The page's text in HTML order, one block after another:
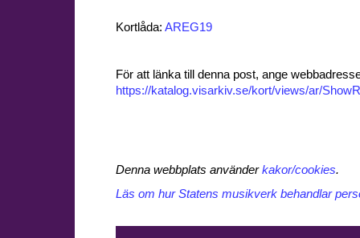
Kortlåda: AREG19
För att länka till denna post, ange
https://katalog.visarkiv.se/kort/views/ar/
Denna webbplats använderkakor/cookies.
Läs om hur Statens musikverk behandlar